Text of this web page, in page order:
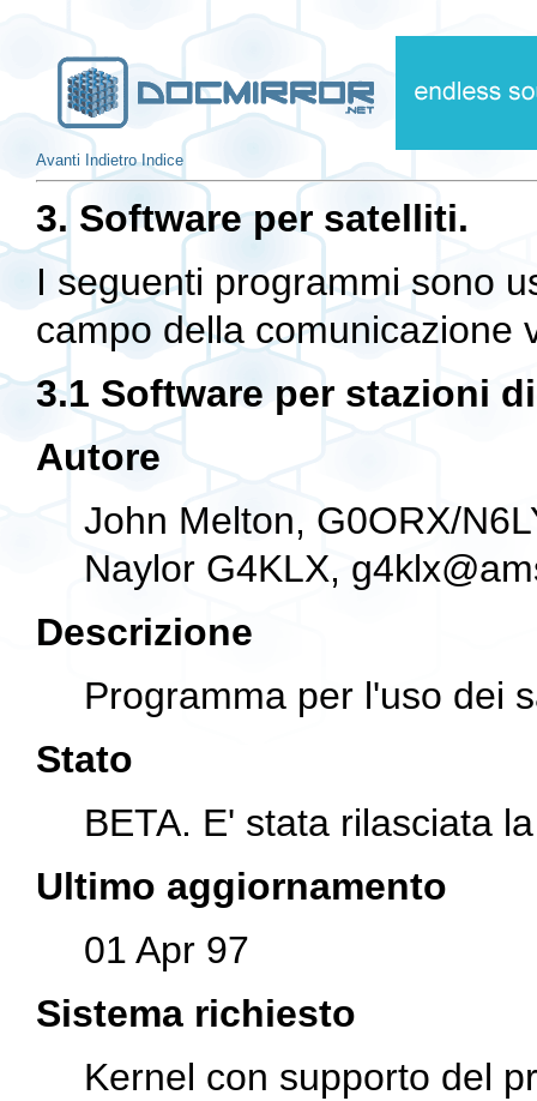
Avanti Indietro Indice
3. Software per satelliti.
I seguenti programmi sono
campo della comunicazione
3.1 Software per stazioni
Autore
John Melton, G0ORX/
Naylor G4KLX,
Descrizione
Programma per l'uso dei
Stato
BETA. E' stata rilasciata
Ultimo aggiornamento
01 Apr 97
Sistema richiesto
Kernel con supporto del